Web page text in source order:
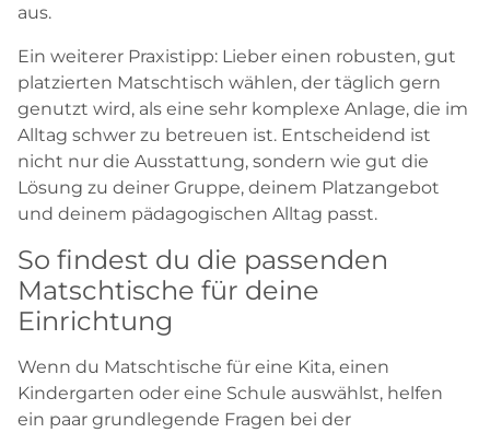
aus.
Ein weiterer Praxistipp: Lieber einen robusten, gut
platzierten Matschtisch wählen, der täglich gern
genutzt wird, als eine sehr komplexe Anlage, die im
Alltag schwer zu betreuen ist. Entscheidend ist
nicht nur die Ausstattung, sondern wie gut die
Lösung zu deiner Gruppe, deinem Platzangebot
und deinem pädagogischen Alltag passt.
So findest du die passenden
Matschtische für deine
Einrichtung
Wenn du Matschtische für eine Kita, einen
Kindergarten oder eine Schule auswählst, helfen
ein paar grundlegende Fragen bei der